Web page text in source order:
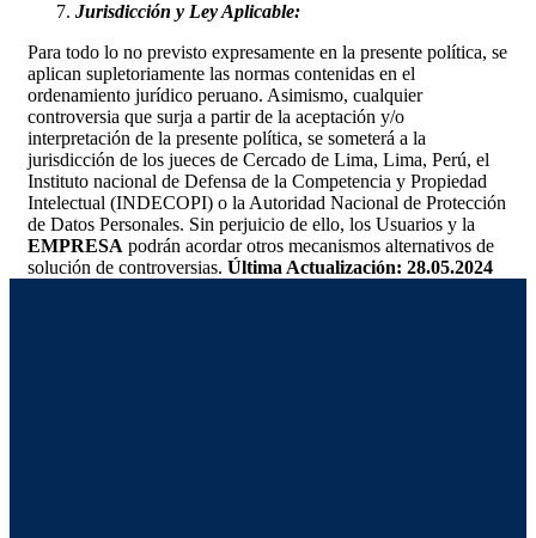
Jurisdicción y Ley Aplicable:
Para todo lo no previsto expresamente en la presente política, se
aplican supletoriamente las normas contenidas en el
ordenamiento jurídico peruano. Asimismo, cualquier
controversia que surja a partir de la aceptación y/o
interpretación de la presente política, se someterá a la
jurisdicción de los jueces de Cercado de Lima, Lima, Perú, el
Instituto nacional de Defensa de la Competencia y Propiedad
Intelectual (INDECOPI) o la Autoridad Nacional de Protección
de Datos Personales. Sin perjuicio de ello, los Usuarios y la
EMPRESA podrán acordar otros mecanismos alternativos de
solución de controversias. Última Actualización: 28.05.2024